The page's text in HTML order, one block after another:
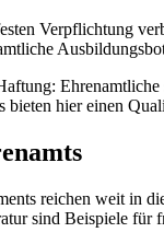
Verpflichtung
hier einen
reichen weit in
sind Beispiele